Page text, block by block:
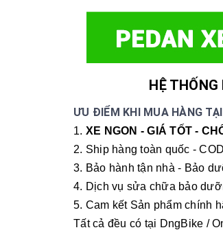
HỆ
ƯU ĐIỂM KHI MUA HÀNG
1. XE NGON - GIÁ TỐT -
2. Ship hàng toàn quốc -
3. Bảo hành tận nhà - Bảo
4. Dịch vụ sửa chữa bảo
5. Cam kết Sản phẩm chính
Tất cả đều có tại DngBike /